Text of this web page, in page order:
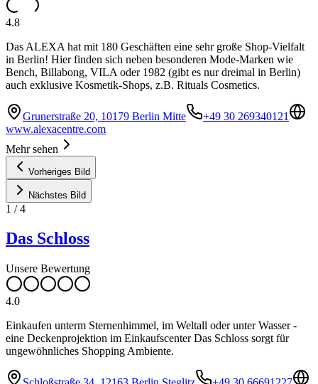
4.8
Das ALEXA hat mit 180 Geschäften eine sehr große Shop-Vielfalt
in Berlin! Hier finden sich neben besonderen Mode-Marken wie
Bench, Billabong, VILA oder 1982 (gibt es nur dreimal in Berlin)
auch exklusive Kosmetik-Shops, z.B. Rituals Cosmetics.
Grunerstraße 20, 10179 Berlin Mitte
+49 30 269340121
www.alexacentre.com
Mehr sehen
Vorheriges Bild
Nächstes Bild
1 /4
Das Schloss
Unsere Bewertung
4.0
Einkaufen unterm Sternenhimmel, im Weltall oder unter Wasser -
eine Deckenprojektion im Einkaufscenter Das Schloss sorgt für
ungewöhnliches Shopping Ambiente.